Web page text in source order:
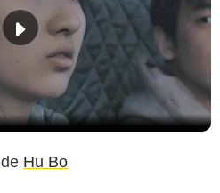
de Hu Bo